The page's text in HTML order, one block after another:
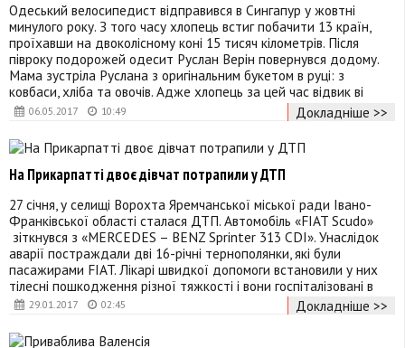
06.05.2017 10:49
Одеський велосипедист відправився в Сингапур у жовтні
минулого року. З того часу хлопець встиг побачити 13 країн,
проїхавши на двоколісному коні 15 тисяч кілометрів. Після
півроку подорожей одесит Руслан Верін повернувся додому.
Мама зустріла Руслана з оригінальним букетом в руці: з
ковбаси, хліба та овочів. Адже хлопець за цей час відвик ві
Докладніше >>
29.01.2017 02:45
На Прикарпатті двоє дівчат потрапили у ДТП
27 січня, у селищі Ворохта Яремчанської міської ради Івано-
Франківської області сталася ДТП. Автомобіль «FIAT Scudo»
зіткнувся з «MERCEDES – BENZ Sprinter 313 CDI». Унаслідок
аварії постраждали дві 16-річні тернополянки, які були
пасажирами FIAT. Лікарі швидкої допомоги встановили у них
тілесні пошкодження різної тяжкості і вони госпіталізовані в
Докладніше >>